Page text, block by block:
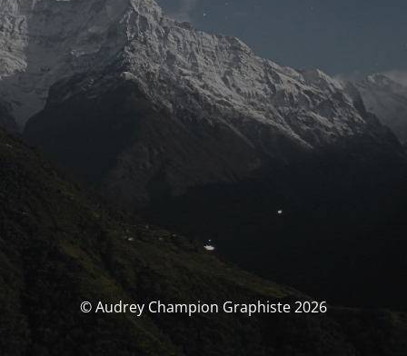
© Audrey Champion Graphiste 2026